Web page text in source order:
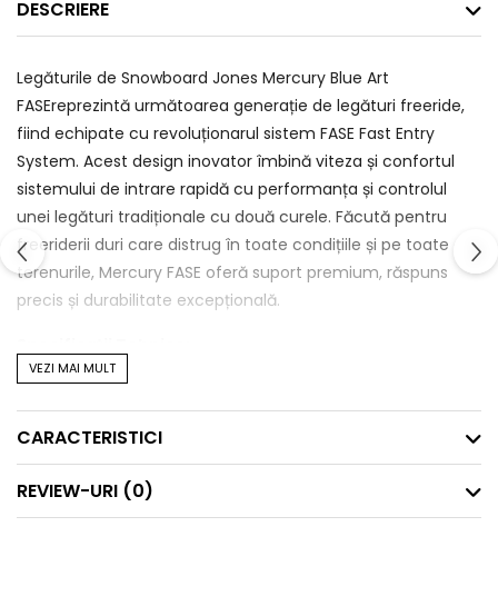
DESCRIERE
Legăturile de Snowboard Jones Mercury Blue Art
FASEreprezintă următoarea generație de legături freeride,
fiind echipate cu revoluționarul sistem FASE Fast Entry
System. Acest design inovator îmbină viteza și confortul
sistemului de intrare rapidă cu performanța și controlul
unei legături tradiționale cu două curele. Făcută pentru
freeriderii duri care distrug în toate condițiile și pe toate
terenurile, Mercury FASE oferă suport premium, răspuns
precis și durabilitate excepțională.
Sezon:2025-2026
Stil:All-mountain, Freeride
Flex:Medium/Stiff (mediu/rigid)
Greutate:895g (31.6 oz) per legătură (mărimea M)
Compatibilitate:
VEZI MAI MULT
CARACTERISTICI
REVIEW-URI (0)